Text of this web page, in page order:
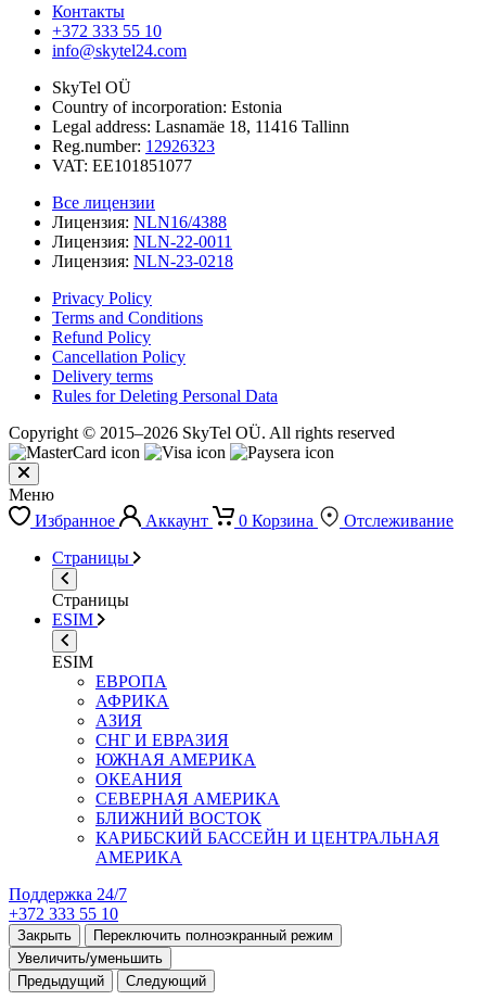
Контакты
+372 333 55 10
info@skytel24.com
SkyTel OÜ
Country of incorporation: Estonia
Legal address: Lasnamäe 18, 11416 Tallinn
Reg.number: 12926323
VAT: EE101851077
Все лицензии
Лицензия: NLN16/4388
Лицензия: NLN-22-0011
Лицензия: NLN-23-0218
Privacy Policy
Terms and Conditions
Refund Policy
Cancellation Policy
Delivery terms
Rules for Deleting Personal Data
Copyright © 2015–2026 SkyTel OÜ. All rights reserved
Меню
Избранное
Аккаунт 0 Корзина
Отслеживание
Страницы
Страницы
ESIM
ESIM
ЕВРОПА
АФРИКА
АЗИЯ
СНГ И ЕВРАЗИЯ
ЮЖНАЯ АМЕРИКА
ОКЕАНИЯ
СЕВЕРНАЯ АМЕРИКА
БЛИЖНИЙ ВОСТОК
КАРИБСКИЙ БАССЕЙН И ЦЕНТРАЛЬНАЯ
АМЕРИКА
Поддержка 24/7
+372 333 55 10
Закрыть
Переключить полноэкранный режим
Увеличить/уменьшить
Предыдущий
Следующий